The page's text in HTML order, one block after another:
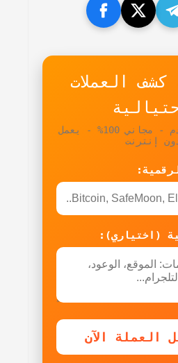
العملات
تحليل ذكي متقدم - مجاني 100% - يعمل
إنترنت
(اختياري):
العملة الآن